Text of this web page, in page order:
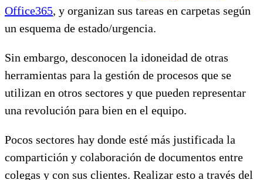
Office365, y organizan sus tareas en carpetas según
un esquema de estado/urgencia.
Sin embargo, desconocen la idoneidad de otras
herramientas para la gestión de procesos que se
utilizan en otros sectores y que pueden representar
una revolución para bien en el equipo.
Pocos sectores hay donde esté más justificada la
compartición y colaboración de documentos entre
colegas y con sus clientes. Realizar esto a través del